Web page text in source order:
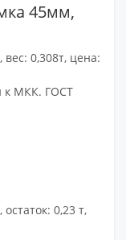
45мм,
0,308т, цена:
к МКК. ГОСТ
0,23 т,